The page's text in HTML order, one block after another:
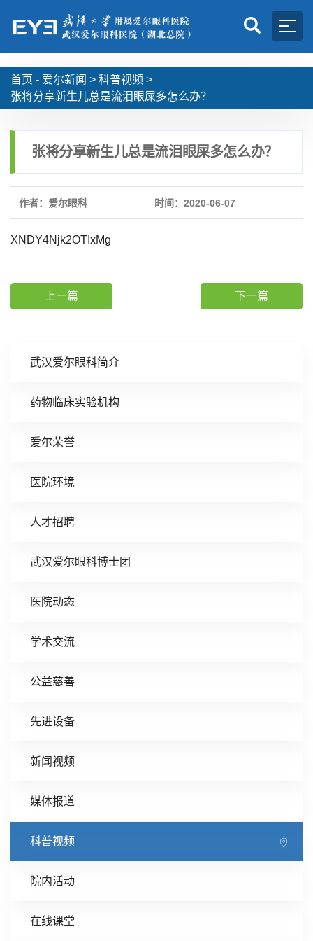
首页 - 爱尔新闻 > 科普视频 >
张将分享新生儿总是流泪眼屎多怎么办？
武汉爱尔眼科简介
药物临床实验机构
爱尔荣誉
医院环境
人才招聘
武汉爱尔眼科博士团
医院动态
学术交流
公益慈善
先进设备
新闻视频
媒体报道
科普视频
院内活动
在线课堂
张将分享新生儿总是流泪眼屎多怎么办？
作者：爱尔眼科 时间：2020-06-07
XNDY4Njk2OTIxMg
上一篇 下一篇